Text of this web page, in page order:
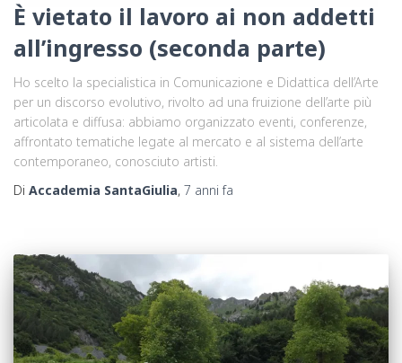
È vietato il lavoro ai non addetti
all’ingresso (seconda parte)
Ho scelto la specialistica in Comunicazione e Didattica dell’Arte
per un discorso evolutivo, rivolto ad una fruizione dell’arte più
articolata e diffusa: abbiamo organizzato eventi, conferenze,
affrontato tematiche legate al mercato e al sistema dell’arte
contemporaneo, conosciuto artisti.
Di Accademia SantaGiulia, 7 anni fa